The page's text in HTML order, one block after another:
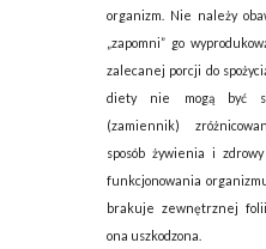
organizm. Nie należy
„zapomni” go
zalecanej porcji do
diety nie mogą być
(zamiennik)
sposób żywienia i
funkcjonowania
brakuje zewnętrznej
ona uszkodzona.